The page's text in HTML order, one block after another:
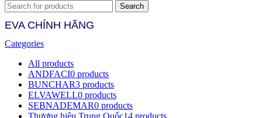
Search
EVA CHÍNH HÃNG
Categories
All products
ANDFACI0 products
BUNCHAR3 products
ELVAWELL0 products
SEBNADEMAR0 products
Thương hiệu Trung Quốc14 products